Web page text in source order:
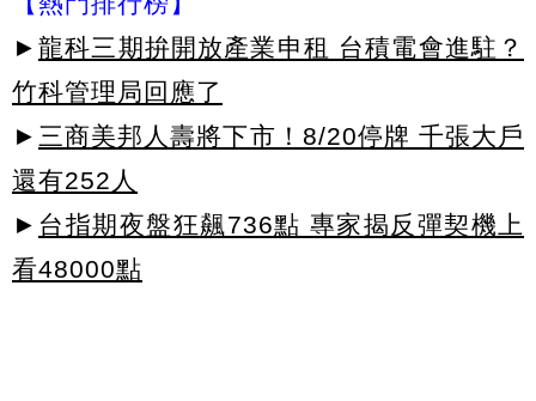
► 龍科三期拚開放產業申租 台積電會進駐？
竹科管理局回應了
► 三商美邦人壽將下市！8/20停牌 千張大戶
還有252人
► 台指期夜盤狂飆736點 專家揭反彈契機上
看48000點